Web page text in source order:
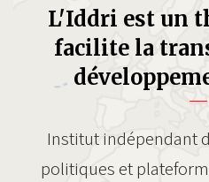
L'Iddri est un
facilite la
Institut indépendant
politiques et